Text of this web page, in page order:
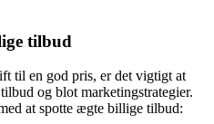
tilbud
til en god pris, er det vigtigt at
og blot marketingstrategier.
at spotte ægte billige tilbud: